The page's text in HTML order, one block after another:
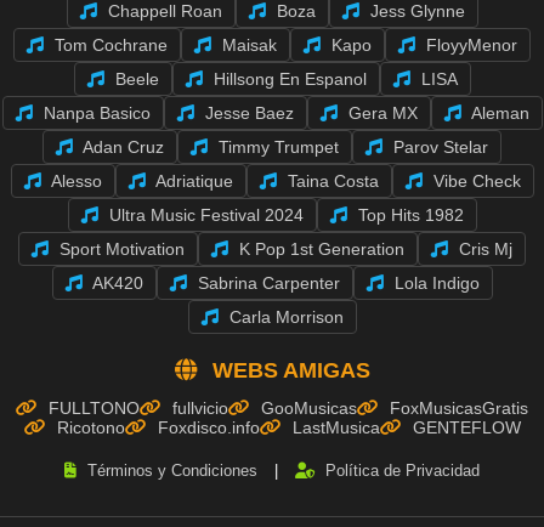
Chappell Roan Boza
Jess Glynne
Tom Cochrane
Maisak Kapo
FloyyMenor
Beele
Hillsong En Espanol
LISA
Nanpa Basico
Jesse Baez Gera MX
Aleman
Adan Cruz
Timmy Trumpet
Parov Stelar
Alesso
Adriatique Taina Costa
Vibe Check
Ultra Music Festival 2024
Top Hits 1982
Sport Motivation
K Pop 1st Generation
Cris Mj
AK420
Sabrina Carpenter
Lola Indigo
Carla Morrison
WEBS AMIGAS
FULLTONO fullvicio GooMusicas
FoxMusicasGratis
Ricotono
Foxdisco.info LastMusica GENTEFLOW
Términos y Condiciones Política de Privacidad